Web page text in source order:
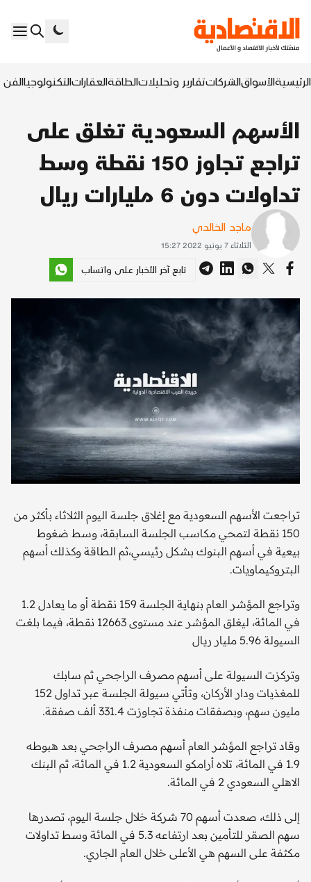
الرئيسيةالأسواقالشركاتتقارير وتحليلاتالطاقةالعقاراتالتكنولوجياالفن
الأسهم السعودية تغلق على
تراجع تجاوز 150 نقطة وسط
تداولات دون 6 مليارات ريال
ماجد الخالدي
الثلاثاء 7 يونيو 2022 15:27
تابع آخر الأخبار على واتساب
تراجعت الأسهم السعودية مع إغلاق جلسة اليوم الثلاثاء بأكثر من
150 نقطة لتمحي مكاسب الجلسة السابقة، وسط ضغوط
بيعية في أسهم البنوك بشكل رئيسي،ثم الطاقة وكذلك أسهم
البتروكيماويات.
وتراجع المؤشر العام بنهاية الجلسة 159 نقطة أو ما يعادل 1.2
في المائة، ليغلق المؤشر عند مستوى 12663 نقطة، فيما بلغت
السيولة 5.96 مليار ريال
وتركزت السيولة على أسهم مصرف الراجحي ثم سابك
للمغذيات ودار الأركان، وتأتي سيولة الجلسة عبر تداول 152
مليون سهم، وبصفقات منفذة تجاوزت 331.4 ألف صفقة.
وقاد تراجع المؤشر العام أسهم مصرف الراجحي بعد هبوطه
1.9 في المائة، تلاه أرامكو السعودية 1.2 في المائة، ثم البنك
الاهلي السعودي 2 في المائة.
إلى ذلك، صعدت أسهم 70 شركة خلال جلسة اليوم، تصدرها
سهم الصقر للتأمين بعد ارتفاعه 5.3 في المائة وسط تداولات
مكثفة على السهم هي الأعلى خلال العام الجاري.